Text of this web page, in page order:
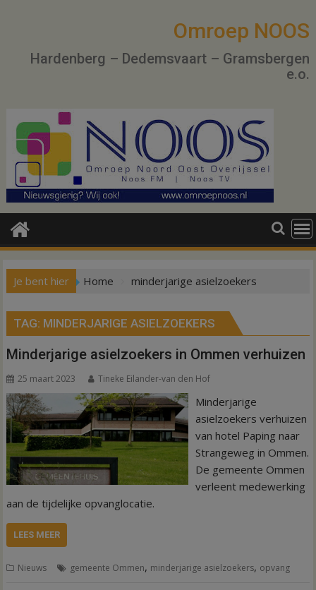
Omroep NOOS
Hardenberg – Dedemsvaart – Gramsbergen
e.o.
Je bent hier Home minderjarige asielzoekers
TAG: MINDERJARIGE ASIELZOEKERS
Minderjarige asielzoekers in Ommen verhuizen
25 maart 2023 Tineke Eilander-van den Hof
Minderjarige
asielzoekers verhuizen
van hotel Paping naar
Strangeweg in Ommen.
De gemeente Ommen
verleent medewerking
aan de tijdelijke opvanglocatie.
LEES MEER
Nieuws gemeente Ommen, minderjarige asielzoekers, opvang